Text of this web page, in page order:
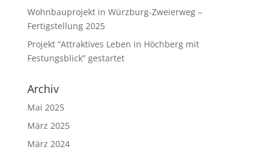
Wohnbauprojekt in Würzburg-Zweierweg –
Fertigstellung 2025
Projekt “Attraktives Leben in Höchberg mit
Festungsblick” gestartet
Archiv
Mai 2025
März 2025
März 2024